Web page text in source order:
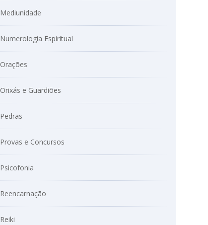
Mediunidade
Numerologia Espiritual
Orações
Orixás e Guardiões
Pedras
Provas e Concursos
Psicofonia
Reencarnação
Reiki